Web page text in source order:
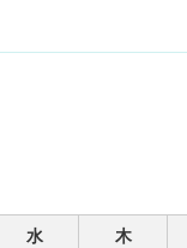
水 木